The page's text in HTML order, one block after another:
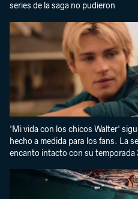
series de la saga no pudieron
'Mi vida con los chicos Walter'
hecho a medida para los fans. La
encanto intacto con su temporada